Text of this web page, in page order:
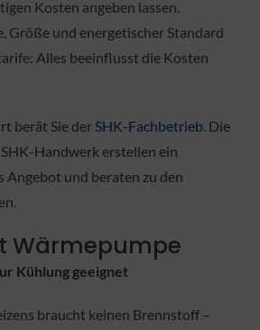
Kosten angeben lassen.
Größe und energetischer Standard
Alles beeinflusst die Kosten
berät Sie derSHK-Fachbetrieb. Die
Handwerk erstellen ein
Angebot und beraten zu den
Wärmepumpe
Kühlung geeignet
braucht keinen Brennstoff –